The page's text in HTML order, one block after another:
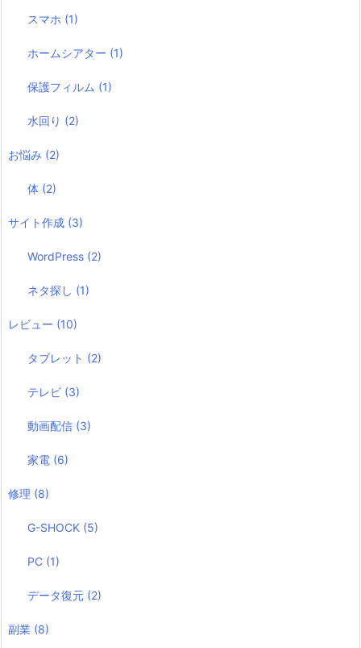
スマホ (1)
ホームシアター (1)
保護フィルム (1)
水回り (2)
お悩み (2)
体 (2)
サイト作成 (3)
WordPress (2)
ネタ探し (1)
レビュー (10)
タブレット (2)
テレビ (3)
動画配信 (3)
家電 (6)
修理 (8)
G-SHOCK (5)
PC (1)
データ復元 (2)
副業 (8)